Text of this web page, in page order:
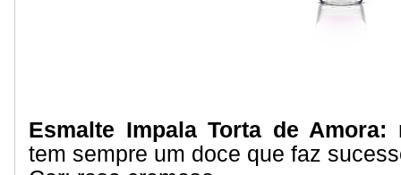
Esmalte Impala Torta de Amora:
tem sempre um doce que faz